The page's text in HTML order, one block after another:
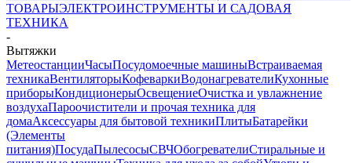
ТОВАРЫЭЛЕКТРОИНСТРУМЕНТЫ И САДОВАЯ
ТЕХНИКА
-
Вытяжки
МетеостанцииЧасыПосудомоечные машиныВстраиваемая
техникаВентиляторыКофеваркиВодонагревателиКухонные
приборыКондиционерыОсвещениеОчистка и увлажнение
воздухаПароочистители и прочая техника для
домаАксессуары для бытовой техникиПлитыБатарейки
(Элементы
питания)ПосудаПылесосыСВЧОбогревателиСтиральные и